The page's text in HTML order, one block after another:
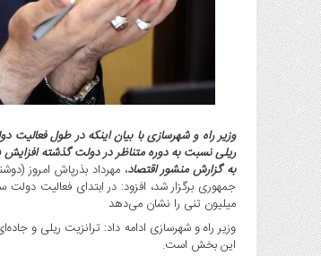
و
فن
آوری
بانک
،
بیمه
و
ارز
دیجیتال
کشاورزی
و
صنایع
ریلی نسبت به دوره متناظر در دولت گذشته افزایش ۲۲۵ درصدی داشته است.
به گزارش منشور اقتصاد
میلیون تنی را نشان می‌دهد
این بخش است.